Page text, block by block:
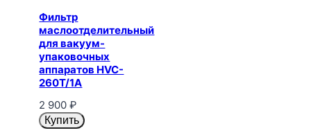
Фильтр
маслоотделительный
для вакуум-
упаковочных
аппаратов HVC-
260T/1A
2 900₽
Купить